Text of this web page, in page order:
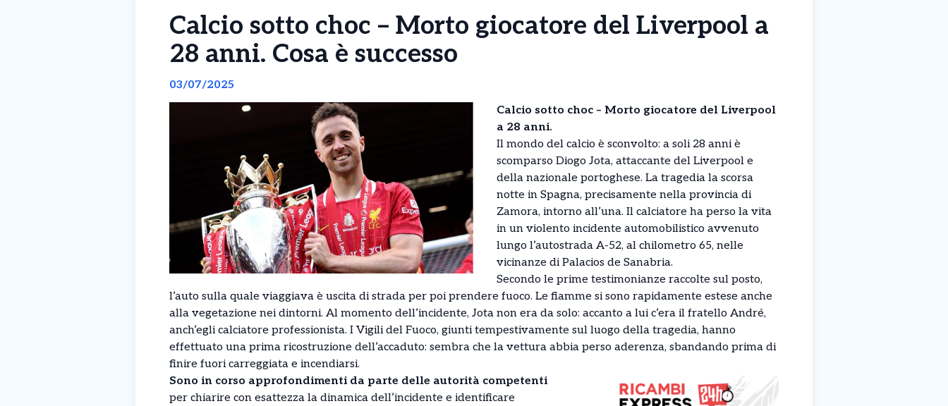
Calcio sotto choc – Morto giocatore del Liverpool a
28 anni. Cosa è successo
03/07/2025
Calcio sotto choc – Morto giocatore del Liverpool
a 28 anni.
Il mondo del calcio è sconvolto: a soli 28 anni è
scomparso Diogo Jota, attaccante del Liverpool e
della nazionale portoghese. La tragedia la scorsa
notte in Spagna, precisamente nella provincia di
Zamora, intorno all’una. Il calciatore ha perso la vita
in un violento incidente automobilistico avvenuto
lungo l’autostrada A-52, al chilometro 65, nelle
vicinanze di Palacios de Sanabria.
Secondo le prime testimonianze raccolte sul posto,
l’auto sulla quale viaggiava è uscita di strada per poi prendere fuoco. Le fiamme si sono rapidamente estese anche
alla vegetazione nei dintorni. Al momento dell’incidente, Jota non era da solo: accanto a lui c’era il fratello André,
anch’egli calciatore professionista. I Vigili del Fuoco, giunti tempestivamente sul luogo della tragedia, hanno
effettuato una prima ricostruzione dell’accaduto: sembra che la vettura abbia perso aderenza, sbandando prima di
finire fuori carreggiata e incendiarsi.
Sono in corso approfondimenti da parte delle autorità competenti
per chiarire con esattezza la dinamica dell’incidente e identificare